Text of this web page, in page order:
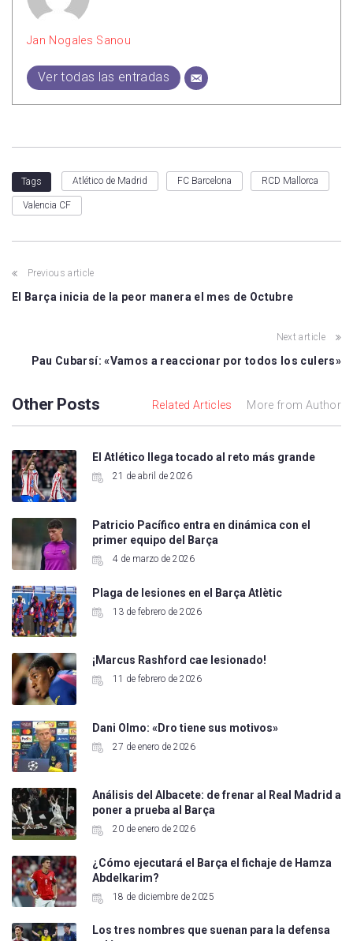
Jan Nogales Sanou
Ver todas las entradas
Tags Atlético de Madrid FC Barcelona RCD Mallorca
Valencia CF
Previous article
El Barça inicia de la peor manera el mes de Octubre
Next article
Pau Cubarsí: «Vamos a reaccionar por todos los culers»
Other Posts Related Articles More from Author
El Atlético llega tocado al reto más grande
21 de abril de 2026
Patricio Pacífico entra en dinámica con el
primer equipo del Barça
4 de marzo de 2026
Plaga de lesiones en el Barça Atlètic
13 de febrero de 2026
¡Marcus Rashford cae lesionado!
11 de febrero de 2026
Dani Olmo: «Dro tiene sus motivos»
27 de enero de 2026
Análisis del Albacete: de frenar al Real Madrid a
poner a prueba al Barça
20 de enero de 2026
¿Cómo ejecutará el Barça el fichaje de Hamza
Abdelkarim?
18 de diciembre de 2025
Los tres nombres que suenan para la defensa